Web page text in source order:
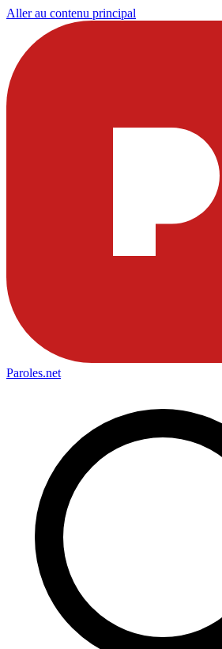
Aller au contenu principal
Paroles.net